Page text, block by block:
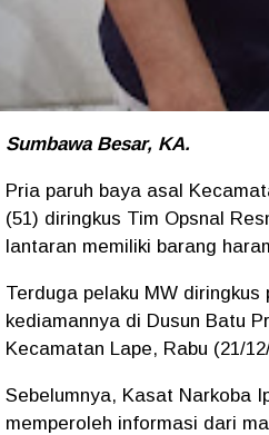
Sumbawa Besar, KA.
Pria paruh baya asal
(51) diringkus Tim Opsnal
lantaran memiliki barang
Terduga pelaku MW
kediamannya di Dusun Batu
Kecamatan Lape, Rabu (21/
Sebelumnya, Kasat Narkoba
memperoleh informasi dari